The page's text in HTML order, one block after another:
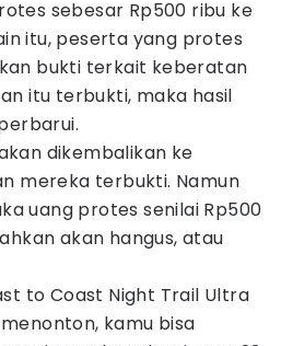
sebesar Rp500 ribu ke
itu, peserta yang protes
bukti terkait keberatan
itu terbukti, maka hasil
dikembalikan ke
mereka terbukti. Namun
uang protes senilai Rp500
akan hangus, atau
to Coast Night Trail Ultra
kamu bisa